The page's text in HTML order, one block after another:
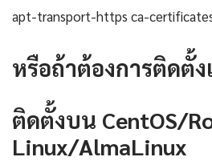
apt-transport-https ca-
หรือถ้าต้องการติดตั้
ติดตั้งบน CentOS/
Linux/AlmaLinux